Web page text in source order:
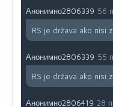
Анонимно2806339 56
RS je država ako nisi
Анонимно2806339 55
RS je država ako nisi
Анонимно2806419 28